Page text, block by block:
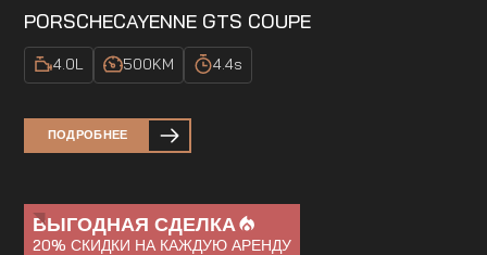
PORSCHECAYENNE GTS COUPE
4.0L 500KM 4.4s
ПОДРОБНЕЕ
ВЫГОДНАЯ СДЕЛКА
20% СКИДКИ НА КАЖДУЮ АРЕНДУ